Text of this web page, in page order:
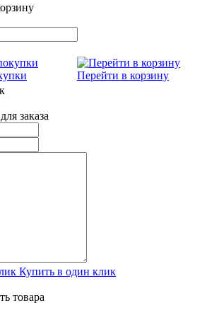
Перейти в корзину
заказа
Купить в один клик
товара